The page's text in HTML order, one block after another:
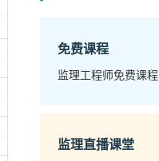
免费课程
监理工程师免费课程
监理直播课堂